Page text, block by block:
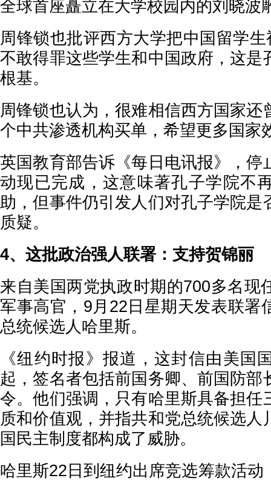
全球首座矗立在大学校园内的刘晓波
周锋锁也批评西方大学把中国留学生
不敢得罪这些学生和中国政府，这是
根基。
周锋锁也认为，很难相信西方国家还
个中共渗透机构买单，希望更多国家
英国教育部告诉《每日电讯报》，停
动现已完成，这意味著孔子学院不
助，但事件仍引发人们对孔子学院是
质疑。
4、这批政治强人联署：支持贺锦丽
来自美国两党执政时期的700多名现
军事高官，9月22日星期天发表联署
总统候选人哈里斯。
《纽约时报》报道，这封信由美国
起，签名者包括前国务卿、前国防部
令。他们强调，只有哈里斯具备担任
质和价值观，并指共和党总统候选人
国民主制度都构成了威胁。
哈里斯22日到纽约出席竞选筹款活动